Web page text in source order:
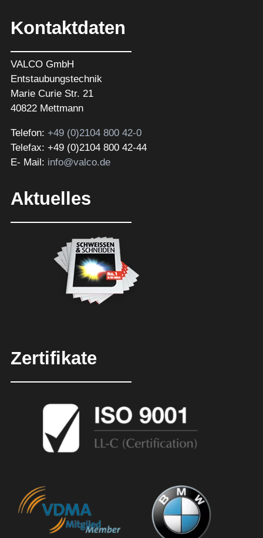
Kontaktdaten
VALCO GmbH
Entstaubungstechnik
Marie Curie Str. 21
40822 Mettmann
Telefon: +49 (0)2104 800 42-0
Telefax: +49 (0)2104 800 42-44
E- Mail: info@valco.de
Aktuelles
Zertifikate